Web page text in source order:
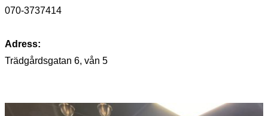
070-3737414
Adress:
Trädgårdsgatan 6, vån 5